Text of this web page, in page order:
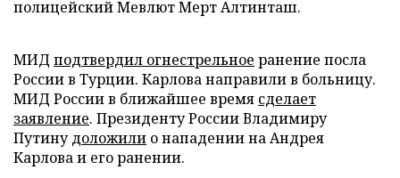
полицейский Мевлют Мерт Алтинташ.
МИД подтвердил огнестрельное ранение посла
России в Турции. Карлова направили в больницу.
МИД России в ближайшее время сделает
заявление. Президенту России Владимиру
Путинудоложили о нападении на Андрея
Карлова и его ранении.